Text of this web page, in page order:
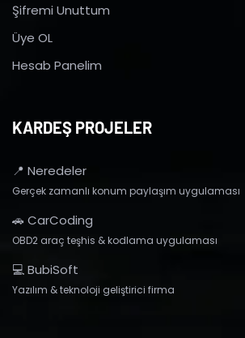
Şifremi Unuttum
Üye OL
Hesab Panelim
KARDEŞ PROJELER
📍 Neredeler
Gerçek zamanlı konum paylaşım uygulaması
🚗 CarCoding
OBD2 araç teşhis & kodlama uygulaması
💻 BubiSoft
Yazılım & teknoloji geliştirici firma